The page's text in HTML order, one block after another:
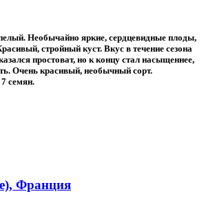
Необычайно яркие, сердцевидные плоды,
стройный куст. Вкус в течение сезона
простоват, но к концу стал насыщеннее,
Очень красивый, необычный сорт.
семян.
Франция